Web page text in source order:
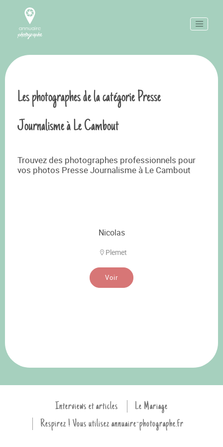
Les photographes de la catégorie Presse
Journalisme à Le Cambout
Trouvez des photographes professionnels pour
vos photos Presse Journalisme à Le Cambout
Nicolas
Plemet
Voir
Interviews et articles
Le Mariage
Respirez ! Vous utilisez annuaire-photographe.fr